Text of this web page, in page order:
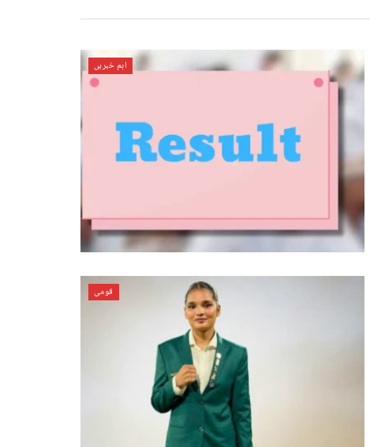
اہم خبریں
قومی